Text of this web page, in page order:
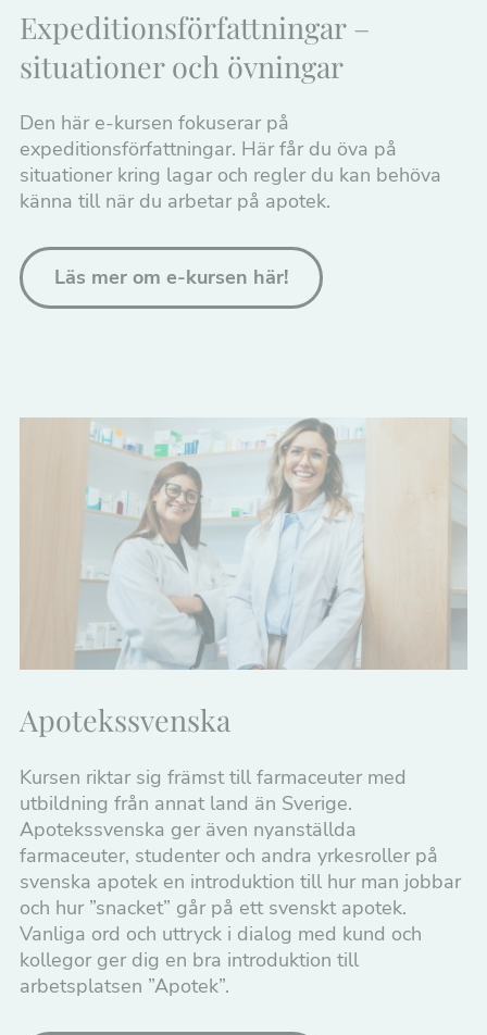
Expeditionsförfattningar –
situationer och övningar
Den här e-kursen fokuserar på
expeditionsförfattningar. Här får du öva på
situationer kring lagar och regler du kan behöva
känna till när du arbetar på apotek.
Läs mer om e-kursen här!
Apotekssvenska
Kursen riktar sig främst till farmaceuter med
utbildning från annat land än Sverige.
Apotekssvenska ger även nyanställda
farmaceuter, studenter och andra yrkesroller på
svenska apotek en introduktion till hur man jobbar
och hur ”snacket” går på ett svenskt apotek.
Vanliga ord och uttryck i dialog med kund och
kollegor ger dig en bra introduktion till
arbetsplatsen ”Apotek”.